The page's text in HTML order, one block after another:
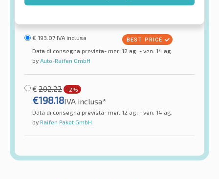
€ 193.07 IVA inclusa
Data di consegna prevista- mer. 12 ag. - ven. 14 ag.
by Auto-Raifen GmbH
€ 202.22 -2%
€198.18IVA inclusa*
Data di consegna prevista- mer. 12 ag. - ven. 14 ag.
by Raifen Paket GmbH